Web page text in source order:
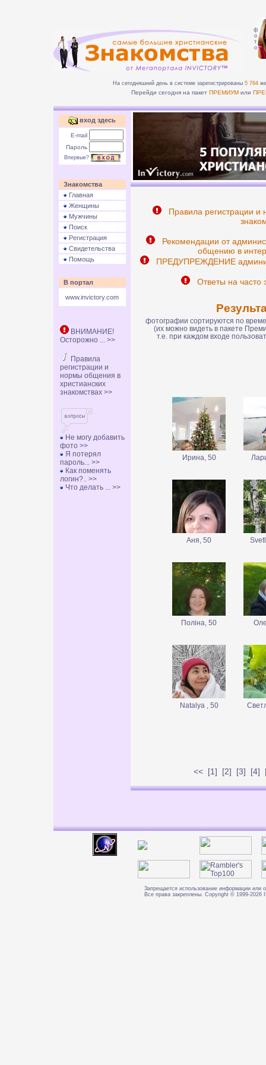
ф
о
т
о
На сегодняшний день в системе зарегистрированы 5 764
Перейди сегодня на пакет ПРЕМИУМили
вход здесь
E-mail
Пароль
Впервые?
Знакомства
Главная
Женщины
Мужчины
Поиск
Регистрация
Свидетельства
Помощь
В портал
www.invictory.com
ВНИМАНИЕ!
Осторожно ... >>
Правила
регистрации и
нормы общения в
христианских
знакомствах >>
Не могу добавить
фото >>
Я потерял
пароль... >>
Как поменять
логин?.. >>
Что делать ... >>
Правила регистрации и
Рекомендации от
общению в
ПРЕДУПРЕЖДЕНИЕ
Ответы на часто
фотографии сортируются по
(их можно видеть в пакете
т.е. при каждом входе
Ирина, 50
Aня, 50
Поліна, 50
Natalya , 50
<< [1] [2] [3] [4]
Запрещается использование информации или
Все права закреплены. Copyright © 1999-